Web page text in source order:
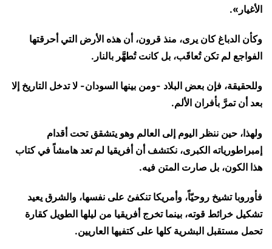
الأغيار».
وكأن الدباغ كان يرى، منذ قرون، أن هذه الأرض التي أحرقتها
الفواجع لم تكن تُعاقَب، بل كانت تُطهَّر بالنار.
وللحقيقة، فإن بعض البلاد -ومن بينها السودان- لا تدخل التاريخ إلا
بعد أن تمرَّ بأفران الألم.
ولهذا، حين ننظر اليوم إلى العالم وهو يتشقق تحت أقدام
إمبراطورياته الكبرى، نكتشف أن أفريقيا لم تعد هامشاً في كتاب
هذا الكون، بل صارت المتن فيه.
فأوروبا تشيخ روحيّاً، وأمريكا تنكفئ على نفسها، والشرق يعيد
تشكيل خرائط قوته، بينما تخرج أفريقيا من ليلها الطويل كقارة
تحمل مستقبل البشرية كلها على كتفيها العاريين.